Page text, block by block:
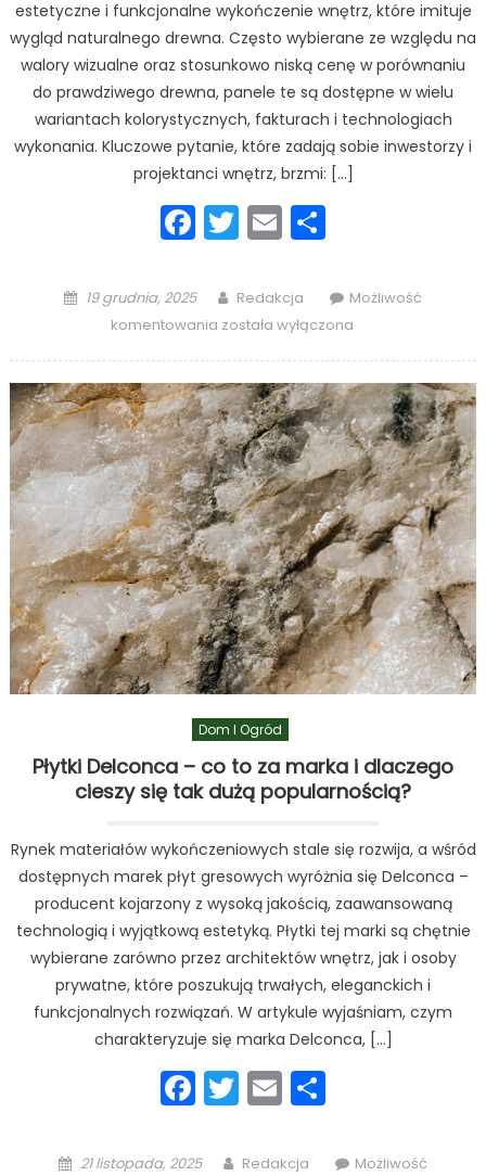
estetyczne i funkcjonalne wykończenie wnętrz, które imituje
wygląd naturalnego drewna. Często wybierane ze względu na
walory wizualne oraz stosunkowo niską cenę w porównaniu
do prawdziwego drewna, panele te są dostępne w wielu
wariantach kolorystycznych, fakturach i technologiach
wykonania. Kluczowe pytanie, które zadają sobie inwestorzy i
projektanci wnętrz, brzmi: […]
Facebook
Twitter
Email
Posted
19 grudnia, 2025 Author
Redakcja
Możliwość
komentowania Czy
drewnopodobne
są
trwałe?
została wyłączona
Dom I Ogród
Płytki Delconca – co to za marka i dlaczego
cieszy się tak dużą popularnością?
Rynek materiałów wykończeniowych stale się rozwija, a wśród
dostępnych marek płyt gresowych wyróżnia się Delconca –
producent kojarzony z wysoką jakością, zaawansowaną
technologią i wyjątkową estetyką. Płytki tej marki są chętnie
wybierane zarówno przez architektów wnętrz, jak i osoby
prywatne, które poszukują trwałych, eleganckich i
funkcjonalnych rozwiązań. W artykule wyjaśniam, czym
charakteryzuje się marka Delconca, […]
Facebook
Twitter
Email
Posted
21 listopada, 2025 Author
Redakcja
Możliwość